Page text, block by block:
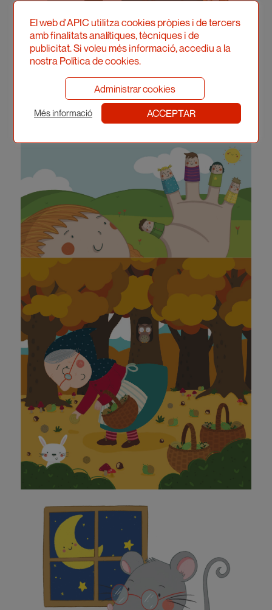
El web d'APIC utilitza cookies pròpies i de tercers
amb finalitats analítiques, tècniques i de
publicitat. Si voleu més informació, accediu a la
nostra Política de cookies.
Administrar cookies
Més informació ACCEPTAR